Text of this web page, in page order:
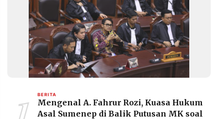
BERITA
Mengenal A. Fahrur Rozi, Kuasa Hukum
Asal Sumenep di Balik Putusan MK soal